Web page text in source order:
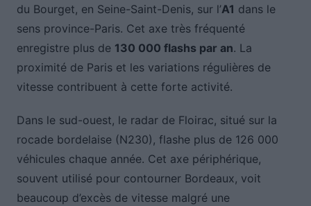
du Bourget, en Seine-Saint-Denis, sur l’A1 dans le
sens province-Paris. Cet axe très fréquenté
enregistre plus de 130 000 flashs par an. La
proximité de Paris et les variations régulières de
vitesse contribuent à cette forte activité.
Dans le sud-ouest, le radar de Floirac, situé sur la
rocade bordelaise (N230), flashe plus de 126 000
véhicules chaque année. Cet axe périphérique,
souvent utilisé pour contourner Bordeaux, voit
beaucoup d’excès de vitesse malgré une